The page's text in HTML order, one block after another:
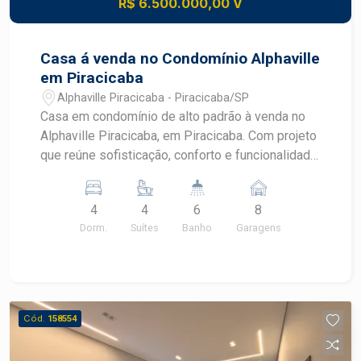
R$ 6.500.000,00 V
Casa á venda no Condomínio Alphaville
em Piracicaba
Alphaville Piracicaba - Piracicaba/SP
Casa em condomínio de alto padrão à venda no
Alphaville Piracicaba, em Piracicaba. Com projeto
que reúne sofisticação, conforto e funcionalidade,
de lazer completa e paisagismo exclusivo com
lago de carpas, proporcionando uma experiência
diferenciada de morar no Alphaville Piracicaba.
sala de TV - Cozinha planejada com armários e
despensa - Espaço gourmet integrado à área de
lazer - Piscina aquecida - Elevador interno - Área
4
Dorm.
4
Suítes
6
Banho
8
Garagens
Cód. 158554